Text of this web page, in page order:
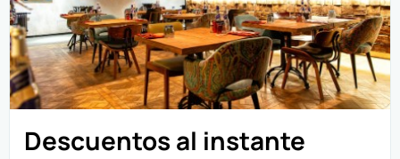
Descuentos al instante